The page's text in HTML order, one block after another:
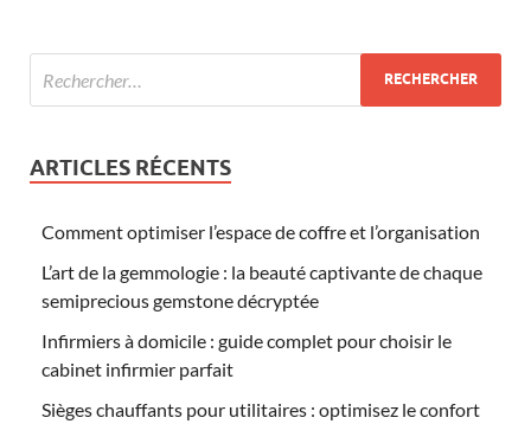
ARTICLES RÉCENTS
Comment optimiser l’espace de coffre et l’organisation
L’art de la gemmologie : la beauté captivante de chaque
semiprecious gemstone décryptée
Infirmiers à domicile : guide complet pour choisir le
cabinet infirmier parfait
Sièges chauffants pour utilitaires : optimisez le confort